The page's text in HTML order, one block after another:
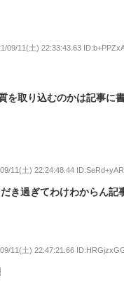
09/11(土) 22:33:43.63
を取り込むのかは記事に
11(土) 22:24:48.44 ID:SeRd+yAR
き過ぎてわけわからん記
11(土) 22:47:21.66